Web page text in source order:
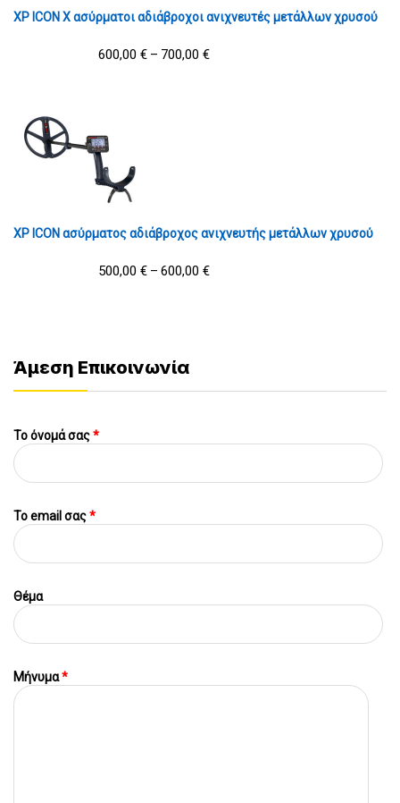
XP ICON X ασύρματοι αδιάβροχοι ανιχνευτές μετάλλων χρυσού
600,00 € – 700,00 €
XP ICON ασύρματος αδιάβροχος ανιχνευτής μετάλλων χρυσού
500,00 € – 600,00 €
Άμεση Επικοινωνία
Το όνομά σας*
To email σας*
Θέμα
Μήνυμα*